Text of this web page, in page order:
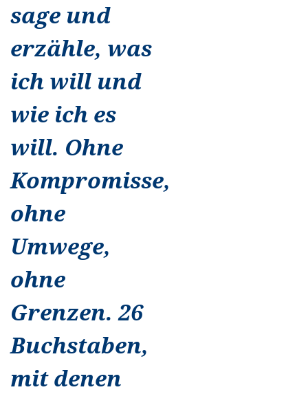
sage und
erzähle, was
ich will und
wie ich es
will. Ohne
Kompromisse,
ohne
Umwege,
ohne
Grenzen. 26
Buchstaben,
mit denen